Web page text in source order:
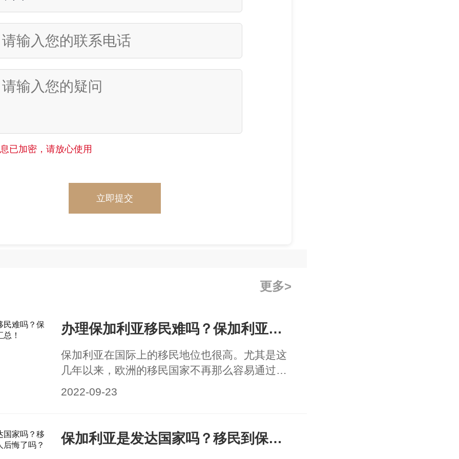
已加密，请放心使用
立即提交
更多
办理保加利亚移民难吗？保加利亚移民条件汇总！
保加利亚在国际上的移民地位也很高。尤其是这
几年以来，欧洲的移民国家不再那么容易通过，
保加利亚作为一个位于欧洲大陆上的国家，就获
力不容小觑。那么办理移民保加利亚难吗？下面
让小编来为大家进行保加利亚移民条件汇总。
2022-09-23
保加利亚是发达国家吗？移民到保加利亚的人后悔了吗？